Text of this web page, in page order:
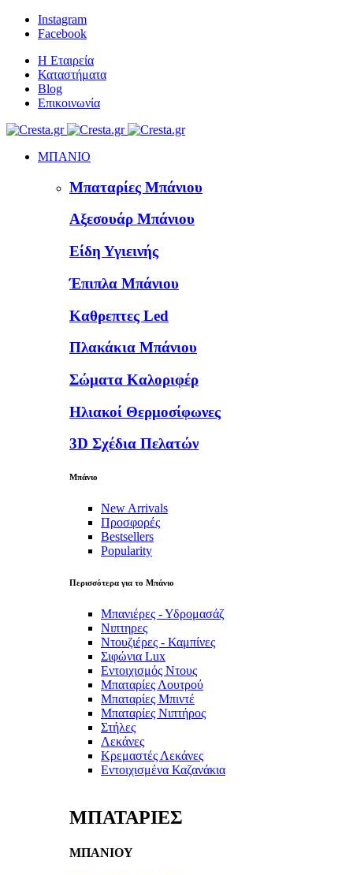
Instagram
Facebook
Η Εταιρεία
Καταστήματα
Blog
Επικοινωνία
ΜΠΑΝΙΟ
Μπαταρίες Μπάνιου
Αξεσουάρ Μπάνιου
Είδη Υγιεινής
Έπιπλα Μπάνιου
Καθρεπτες Led
Πλακάκια Μπάνιου
Σώματα Καλοριφέρ
Ηλιακοί Θερμοσίφωνες
3D Σχέδια Πελατών
Μπάνιο
New Arrivals
Προσφορές
Bestsellers
Popularity
Περισσότερα για το Μπάνιο
Μπανιέρες - Υδρομασάζ
Νιπτηρες
Ντουζιέρες - Καμπίνες
Σιφώνια Lux
Εντοιχισμός Ντους
Μπαταρίες Λουτρού
Μπαταρίες Μπιντέ
Μπαταρίες Νιπτήρος
Στήλες
Λεκάνες
Κρεμαστές Λεκάνες
Εντοιχισμένα Καζανάκια
ΜΠΑΤΑΡΙΕΣ
ΜΠΑΝΙΟΥ